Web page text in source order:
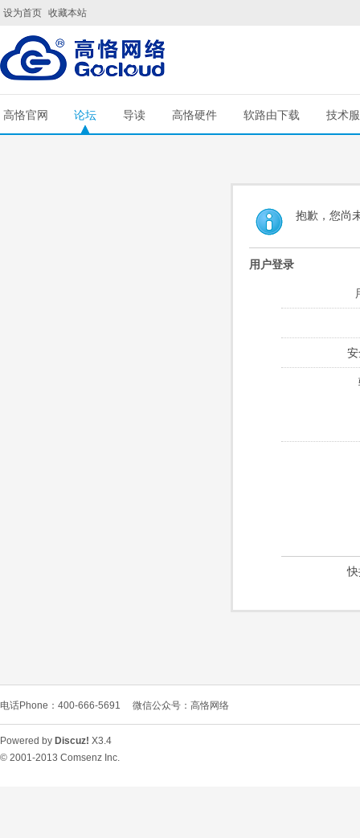
设为首页 收藏本站
高恪官网 论坛 导读 高恪硬件 软路由下载 技术
抱歉，您尚
用户登录
电话Phone：400-666-5691 微信公众号：高恪网络
Powered by Discuz! X3.4
© 2001-2013 Comsenz Inc.